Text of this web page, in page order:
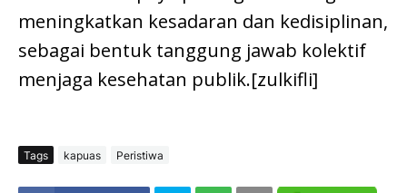
meningkatkan kesadaran dan kedisiplinan,
sebagai bentuk tanggung jawab kolektif
menjaga kesehatan publik.[zulkifli]
Tags kapuas Peristiwa